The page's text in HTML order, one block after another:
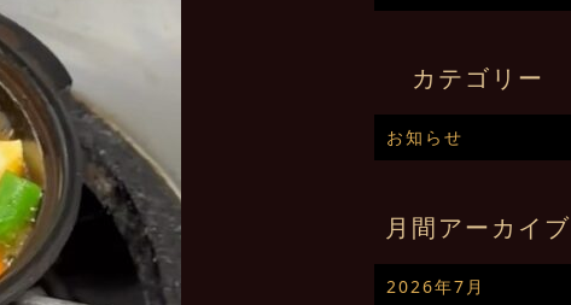
カテゴリー
お知らせ
月間アーカイブ
2026年7月